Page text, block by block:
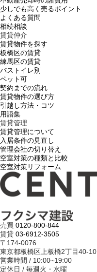
少しでも高く売るポイント
よくある質問
相続相談
賃貸仲介
賃貸物件を探す
板橋区の賃貸
練馬区の賃貸
バストイレ別
ペット可
契約までの流れ
賃貸物件の選び方
引越し方法・コツ
用語集
賃貸管理
賃貸管理について
入居条件の見直し
管理会社の切り替え
空室対策の種類と比較
空室対策リフォーム
売買 0120-800-844
賃貸 03-6912-3505
〒174-0076
東京都板橋区上板橋2丁目40-10
営業時間 / 10:00~19:00
定休日 / 毎週火・水曜